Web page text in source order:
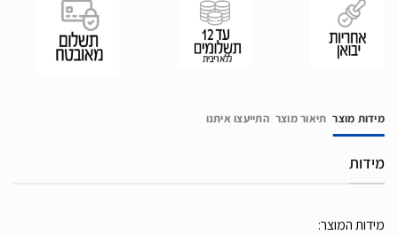
מידות מוצר תיאור מוצר התייעצו איתנו
מידות
מידות המוצר: